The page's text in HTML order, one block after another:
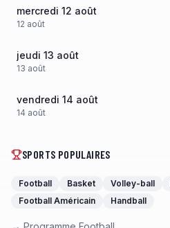
mercredi 12 août
12 août
jeudi 13 août
13 août
vendredi 14 août
14 août
SPORTS POPULAIRES
Football Basket Volley-ball
Football Américain
Handball